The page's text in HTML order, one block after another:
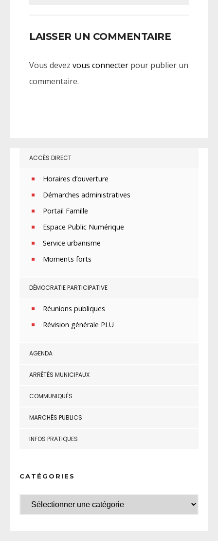
LAISSER UN COMMENTAIRE
Vous devez vous connecter pour publier un
commentaire.
ACCÈS DIRECT
Horaires d’ouverture
Démarches administratives
Portail Famille
Espace Public Numérique
Service urbanisme
Moments forts
DÉMOCRATIE PARTICIPATIVE
Réunions publiques
Révision générale PLU
AGENDA
ARRÊTÉS MUNICIPAUX
COMMUNIQUÉS
MARCHÉS PUBLICS
INFOS PRATIQUES
CATÉGORIES